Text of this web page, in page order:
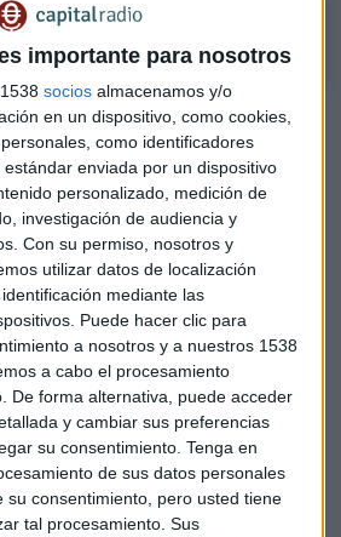
importante para nosotros
socios almacenamos y/o
en un dispositivo, como cookies,
como identificadores
enviada por un dispositivo
personalizado, medición de
investigación de audiencia y
Con su permiso, nosotros y
utilizar datos de localización
mediante las
Puede hacer clic para
a nosotros y a nuestros 1538
a cabo el procesamiento
De forma alternativa, puede acceder
y cambiar sus preferencias
su consentimiento. Tenga en
de sus datos personales
su consentimiento, pero usted tiene
tal procesamiento. Sus
IA debe servir para identificar
en políticas públicas
la ciudad
más llamativos es el algoritmo
por EIRA. Barreiro explica que su
información geoespacial y
para mapear oportunidades
"dentro de la M‑30… alrededor
pueden ser clasificados según su
y potencial de